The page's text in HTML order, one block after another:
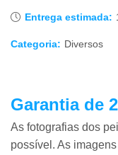
Entrega estimada:
Categoria: Diversos
Garantia de
As fotografias dos
possível. As